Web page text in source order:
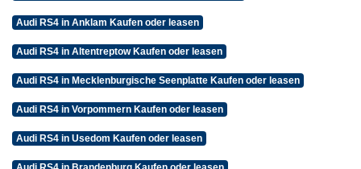
Audi RS4 in Anklam Kaufen oder leasen
Audi RS4 in Altentreptow Kaufen oder leasen
Audi RS4 in Mecklenburgische Seenplatte Kaufen oder leasen
Audi RS4 in Vorpommern Kaufen oder leasen
Audi RS4 in Usedom Kaufen oder leasen